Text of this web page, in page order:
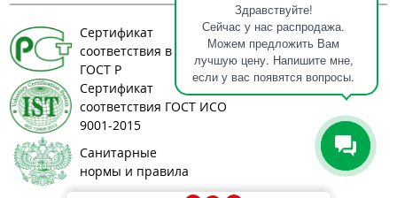
Здравствуйте!
Сейчас у нас распродажа.
Можем предложить Вам
лучшую цену. Напишите мне,
если у вас появятся вопросы.
Сертификат
соответствия в системе
ГОСТ Р
Сертификат
соответствия ГОСТ ИСО
9001-2015
Санитарные
нормы и правила